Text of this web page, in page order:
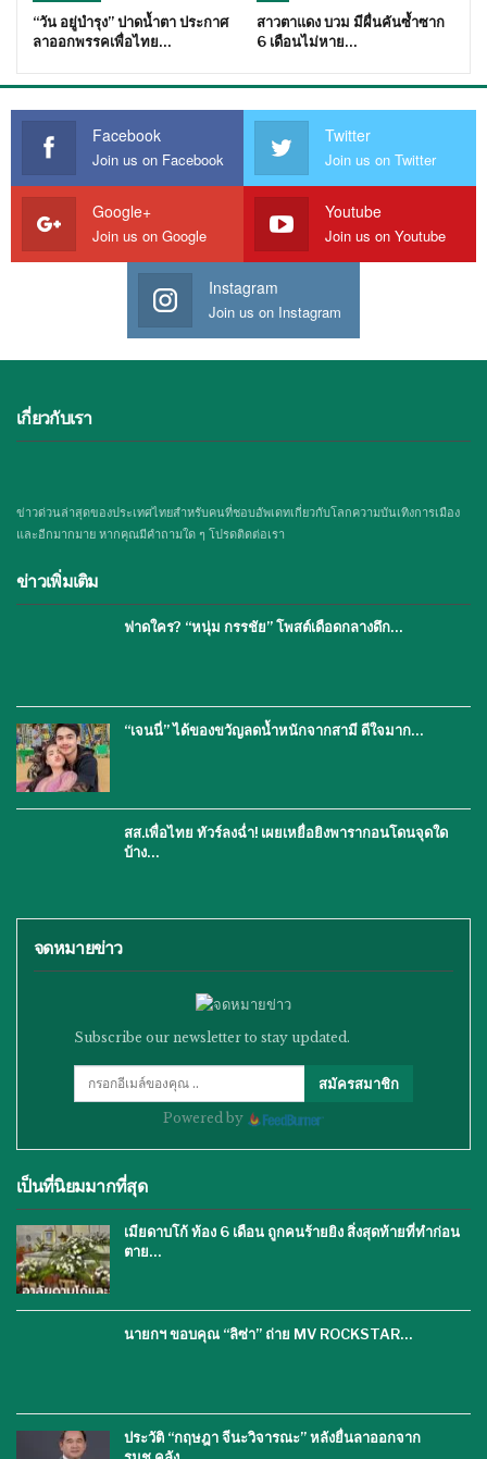
“วัน อยู่บำรุง” ปาดน้ำตา ประกาศ
ลาออกพรรคเพื่อไทย…
สาวตาแดง บวม มีผื่นคันซ้ำซาก
6 เดือนไม่หาย…
Facebook
Join us on Facebook
Twitter
Join us on Twitter
Google+
Join us on Google
Youtube
Join us on Youtube
Instagram
Join us on Instagram
เกี่ยวกับเรา
ข่าวด่วนล่าสุดของประเทศไทยสำหรับคนที่ชอบอัพเดทเกี่ยวกับโลกความบันเทิงการเมือง
และอีกมากมาย หากคุณมีคำถามใด ๆ โปรดติดต่อเรา
ข่าวเพิ่มเติม
ฟาดใคร? “หนุ่ม กรรชัย” โพสต์เดือดกลางดึก…
“เจนนี่” ได้ของขวัญลดน้ำหนักจากสามี ดีใจมาก…
สส.เพื่อไทย ทัวร์ลงฉ่ำ! เผยเหยื่อยิงพารากอนโดนจุดใด
บ้าง…
จดหมายข่าว
Subscribe our newsletter to stay updated.
สมัครสมาชิก
Powered by
เป็นที่นิยมมากที่สุด
เมียดาบโก้ ท้อง 6 เดือน ถูกคนร้ายยิง สิ่งสุดท้ายที่ทำก่อน
ตาย…
นายกฯ ขอบคุณ “ลิซ่า” ถ่าย MV ROCKSTAR…
ประวัติ “กฤษฎา จีนะวิจารณะ” หลังยื่นลาออกจาก